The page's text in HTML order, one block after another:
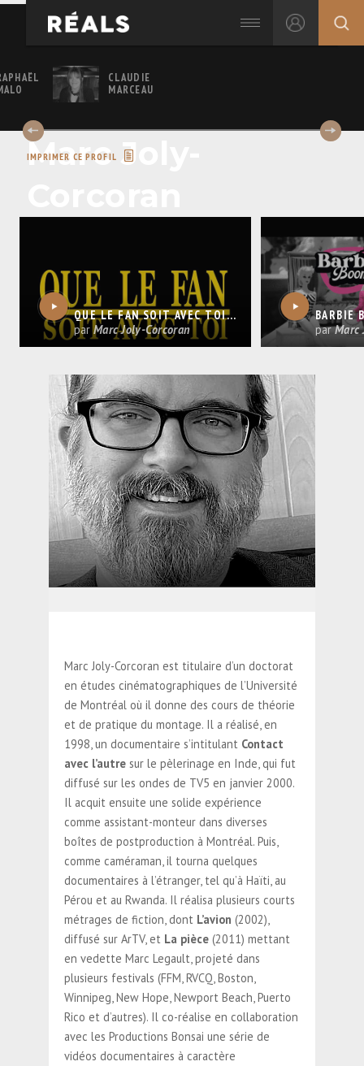
CLAUDIE
MARCEAU
Marc Joly-
IMPRIMER CE PROFIL
QUE LE FAN SOIT AVEC TOI | BANDE-ANNONCE OFFICIELLE
par Marc Joly-Corcoran parMarc
Marc Joly-Corcoran est titulaire d’un doctorat
en études cinématographiques de l’Université
de Montréal où il donne des cours de théorie
et de pratique du montage. Il a réalisé, en
1998, un documentaire s’intitulant Contact
avec l’autresur le pèlerinage en Inde, qui fut
diffusé sur les ondes de TV5 en janvier 2000.
Il acquit ensuite une solide expérience
comme assistant-monteur dans diverses
boîtes de postproduction à Montréal. Puis,
comme caméraman, il tourna quelques
documentaires à l’étranger, tel qu’à Haïti, au
Pérou et au Rwanda. Il réalisa plusieurs courts
métrages de fiction, dont L’avion (2002),
diffusé sur ArTV, et La pièce(2011) mettant
en vedette Marc Legault, projeté dans
plusieurs festivals (FFM, RVCQ, Boston,
Winnipeg, New Hope, Newport Beach, Puerto
Rico et d’autres). Il co-réalise en collaboration
avec les Productions Bonsai une série de
vidéos documentaires à caractère